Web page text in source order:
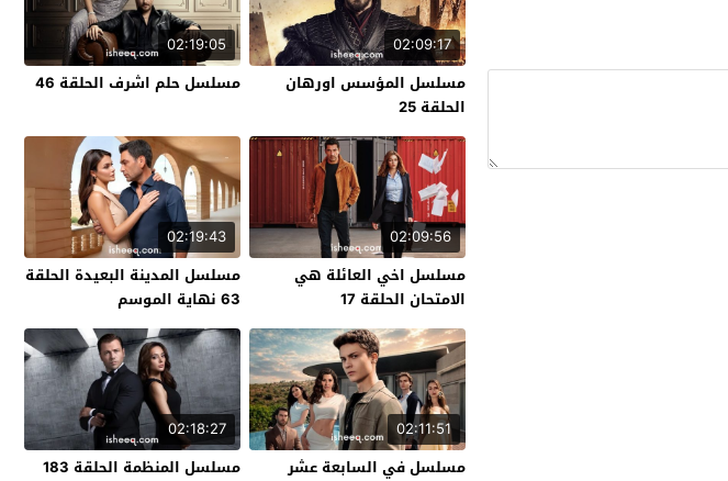
02:09:17
مسلسل المؤسس اورهان
الحلقة 25
02:19:05
مسلسل حلم اشرف الحلقة 46
02:09:56
مسلسل اخي العائلة هي
الامتحان الحلقة 17
02:19:43
مسلسل المدينة البعيدة الحلقة
63 نهاية الموسم
02:11:51
مسلسل في السابعة عشر
02:18:27
مسلسل المنظمة الحلقة 183